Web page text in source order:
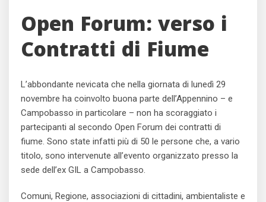
Open Forum: verso i
Contratti di Fiume
L’abbondante nevicata che nella giornata di lunedì 29
novembre ha coinvolto buona parte dell’Appennino – e
Campobasso in particolare – non ha scoraggiato i
partecipanti al secondo Open Forum dei contratti di
fiume. Sono state infatti più di 50 le persone che, a vario
titolo, sono intervenute all’evento organizzato presso la
sede dell’ex GIL a Campobasso.
Comuni, Regione, associazioni di cittadini, ambientaliste e